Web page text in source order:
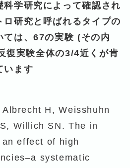
科学研究によって確認され
ロ研究と呼ばれるタイプの
ては、67の実験 (その内
復実験全体の3/4近くが肯
います
H, Weisshuhn
Willich SN. The in
effect of high
systematic